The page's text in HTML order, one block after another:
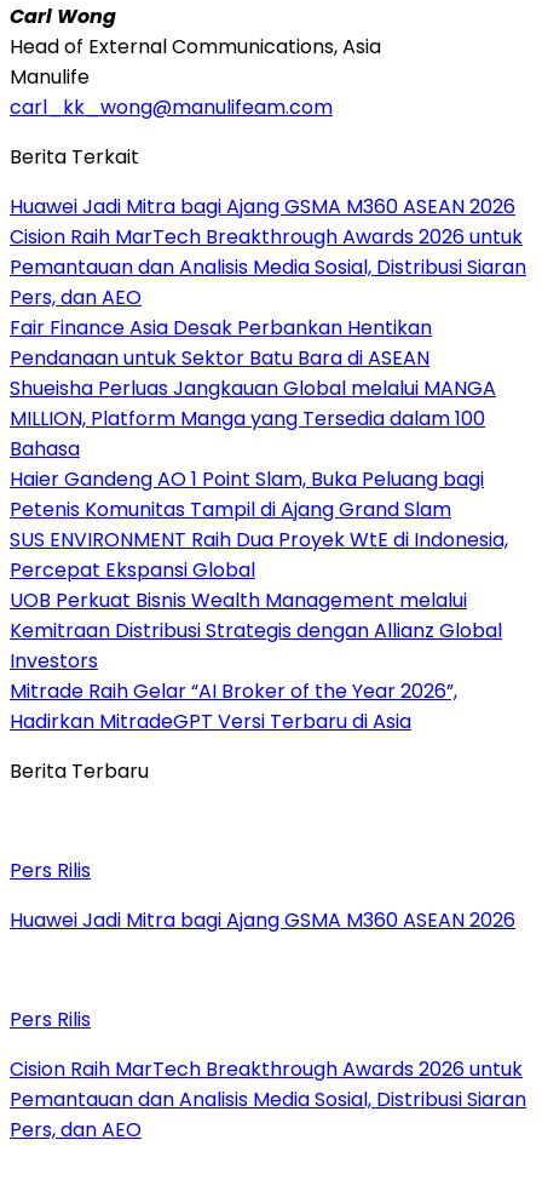
Carl Wong
Head of External Communications, Asia
Manulife
carl_kk_wong@manulifeam.com
Berita Terkait
Huawei Jadi Mitra bagi Ajang GSMA M360 ASEAN 2026
Cision Raih MarTech Breakthrough Awards 2026 untuk
Pemantauan dan Analisis Media Sosial, Distribusi Siaran
Pers, dan AEO
Fair Finance Asia Desak Perbankan Hentikan
Pendanaan untuk Sektor Batu Bara di ASEAN
Shueisha Perluas Jangkauan Global melalui MANGA
MILLION, Platform Manga yang Tersedia dalam 100
Bahasa
Haier Gandeng AO 1 Point Slam, Buka Peluang bagi
Petenis Komunitas Tampil di Ajang Grand Slam
SUS ENVIRONMENT Raih Dua Proyek WtE di Indonesia,
Percepat Ekspansi Global
UOB Perkuat Bisnis Wealth Management melalui
Kemitraan Distribusi Strategis dengan Allianz Global
Investors
Mitrade Raih Gelar “AI Broker of the Year 2026”,
Hadirkan MitradeGPT Versi Terbaru di Asia
Berita Terbaru
Pers Rilis
Huawei Jadi Mitra bagi Ajang GSMA M360 ASEAN 2026
Pers Rilis
Cision Raih MarTech Breakthrough Awards 2026 untuk
Pemantauan dan Analisis Media Sosial, Distribusi Siaran
Pers, dan AEO